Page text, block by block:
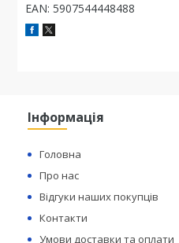
EAN: 5907544448488
Інформація
Головна
Про нас
Відгуки наших покупців
Контакти
Умови доставки та оплати